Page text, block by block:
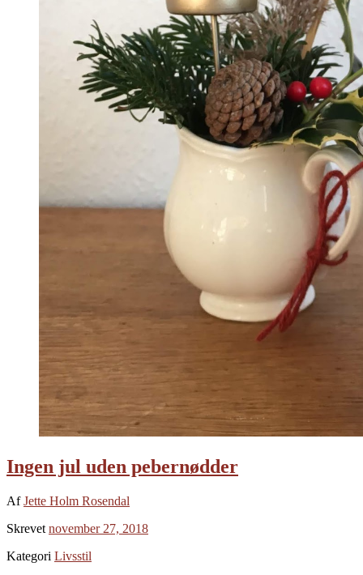
Ingen jul uden pebernødder
AfJette Holm Rosendal
Skrevet november 27, 2018
Kategori Livsstil